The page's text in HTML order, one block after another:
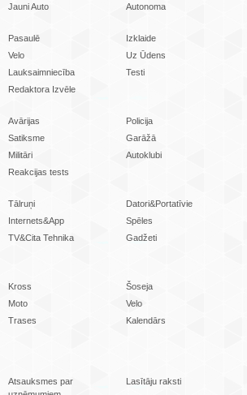
Jauni Auto Autonoma
Pasaulē
Izklaide
Velo
Uz Ūdens
Lauksaimniecība
Testi
Redaktora Izvēle
Avārijas
Policija
Satiksme
Garāžā
Militāri
Autoklubi
Reakcijas tests
Tālruņi
Datori&Portatīvie
Internets&App
Spēles
TV&Cita Tehnika
Gadžeti
Kross
Šoseja
Moto
Velo
Trases Kalendārs
Atsauksmes par
Lasītāju raksti